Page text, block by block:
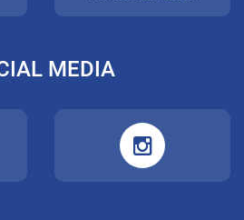
MEDIA